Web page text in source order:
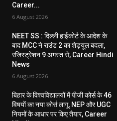
Career...
6 August 2026
NEET SS : दिल्ली हाईकोर्ट के आदेश के
बाद MCC ने राउंड 2 का शेड्यूल बदला,
रजिस्ट्रेशन 9 अगस्त से, Career Hindi
News
6 August 2026
बिहार के विश्वविद्यालयों में पीजी कोर्स के 46
विषयों का नया कोर्स लागू, NEP और UGC
नियमों के आधार पर किए तैयार, Career